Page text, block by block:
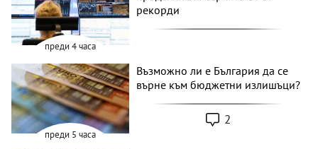
преди 4 часа
рекорди
преди 5 часа
Възможно ли е България да се
върне към бюджетни излишъци?
2